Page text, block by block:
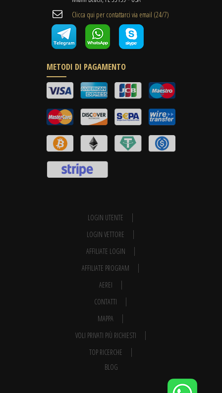
Clicca qui per contattarci via email (24/7)
METODI DI PAGAMENTO
LOGIN UTENTE
LOGIN VETTORE
AFFILIATE LOGIN
AFFILIATE PROGRAM
AEREI
CONTATTI
MAPPA
VOLI PRIVATI PIÙ RICHIESTI
TOP RICERCHE
BLOG